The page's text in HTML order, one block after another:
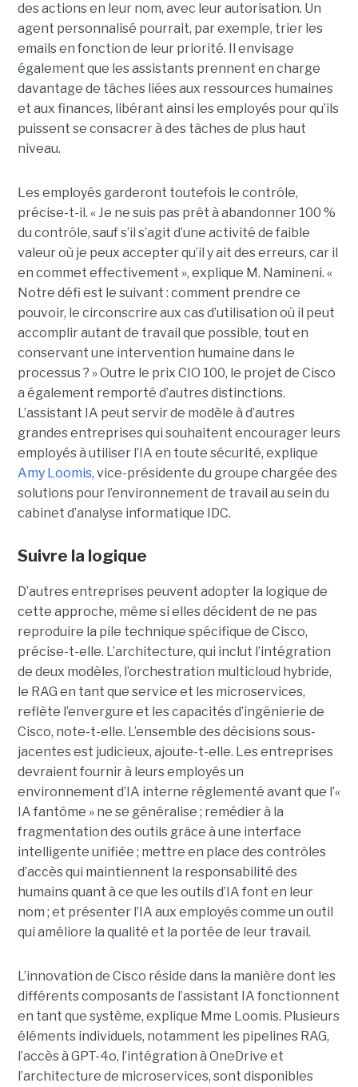
des actions en leur nom, avec leur autorisation. Un
agent personnalisé pourrait, par exemple, trier les
emails en fonction de leur priorité. Il envisage
également que les assistants prennent en charge
davantage de tâches liées aux ressources humaines
et aux finances, libérant ainsi les employés pour qu’ils
puissent se consacrer à des tâches de plus haut
niveau.
Les employés garderont toutefois le contrôle,
précise-t-il. « Je ne suis pas prêt à abandonner 100 %
du contrôle, sauf s’il s’agit d’une activité de faible
valeur où je peux accepter qu’il y ait des erreurs, car il
en commet effectivement », explique M. Namineni. «
Notre défi est le suivant : comment prendre ce
pouvoir, le circonscrire aux cas d’utilisation où il peut
accomplir autant de travail que possible, tout en
conservant une intervention humaine dans le
processus ? »Outre le prix CIO 100, le projet de Cisco
a également remporté d’autres distinctions.
L’assistant IA peut servir de modèle à d’autres
grandes entreprises qui souhaitent encourager leurs
employés à utiliser l’IA en toute sécurité, explique
Amy Loomis, vice-présidente du groupe chargée des
solutions pour l’environnement de travail au sein du
cabinet d’analyse informatique IDC.
Suivre la logique
D’autres entreprises peuvent adopter la logique de
cette approche, même si elles décident de ne pas
reproduire la pile technique spécifique de Cisco,
précise-t-elle. L’architecture, qui inclut l’intégration
de deux modèles, l’orchestration multicloud hybride,
le RAG en tant que service et les microservices,
reflète l’envergure et les capacités d’ingénierie de
Cisco, note-t-elle. L’ensemble des décisions sous-
jacentes est judicieux, ajoute-t-elle. Les entreprises
devraient fournir à leurs employés un
environnement d’IA interne réglementé avant que l’«
IA fantôme » ne se généralise ; remédier à la
fragmentation des outils grâce à une interface
intelligente unifiée ; mettre en place des contrôles
d’accès qui maintiennent la responsabilité des
humains quant à ce que les outils d’IA font en leur
nom ; et présenter l’IA aux employés comme un outil
qui améliore la qualité et la portée de leur travail.
L’innovation de Cisco réside dans la manière dont les
différents composants de l’assistant IA fonctionnent
en tant que système, explique Mme Loomis. Plusieurs
éléments individuels, notamment les pipelines RAG,
l’accès à GPT-4o, l’intégration à OneDrive et
l’architecture de microservices, sont disponibles